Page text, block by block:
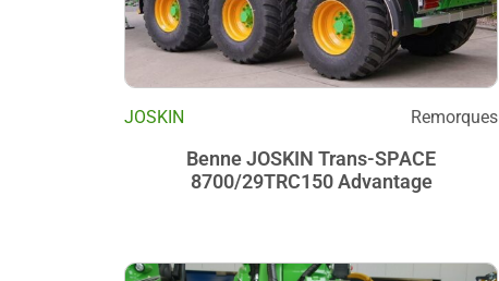
JOSKIN Remorques
Benne JOSKIN Trans-SPACE
8700/29TRC150 Advantage